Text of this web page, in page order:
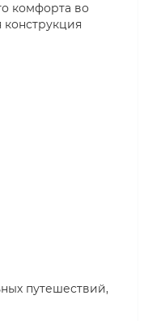
комфорта во
путешествий,